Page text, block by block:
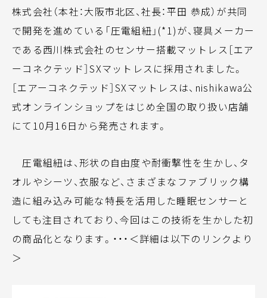
株式会社（本社：大阪市北区、社長：平田 恭成）が共同
で開発を進めている「圧電組紐」(*1)が、寝具メーカー
である西川株式会社のセンサー搭載マットレス［エア
ーコネクテッド］SXマットレスに採用されました。
［エアーコネクテッド］SXマットレスは、nishikawa公
式オンラインショップをはじめ全国の取り扱い店舗
にて10月16日から発売されます。
圧電組紐は、形状の自由度や耐衝撃性を生かし、タ
オルやシーツ、衣服など、さまざまなファブリック構
造に組み込み可能な特長を活用した睡眠センサーと
しても注目されており、今回はこの技術を生かした初
の商品化となります。・・・＜詳細は以下のリンクより
＞